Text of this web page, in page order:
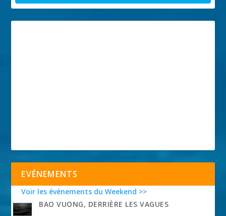
EVÉNEMENTS
Voir les événements du Weekend >>
BAO VUONG, DERRIÈRE LES VAGUES